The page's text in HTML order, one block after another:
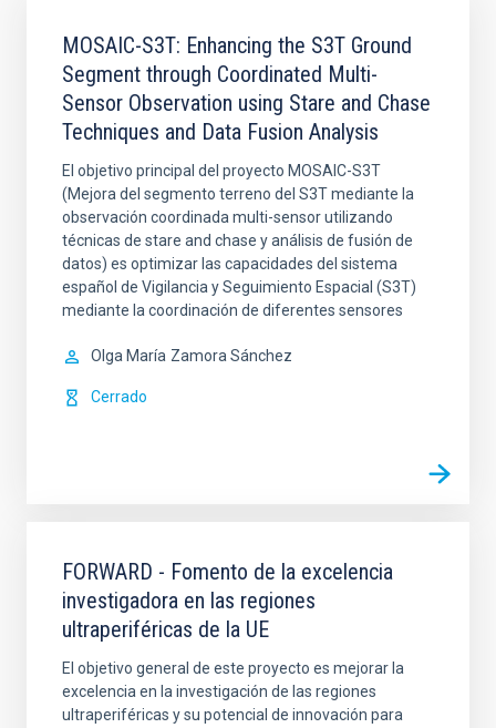
MOSAIC-S3T: Enhancing the S3T Ground
Segment through Coordinated Multi-
Sensor Observation using Stare and Chase
Techniques and Data Fusion Analysis
El objetivo principal del proyecto MOSAIC-S3T
(Mejora del segmento terreno del S3T mediante la
observación coordinada multi-sensor utilizando
técnicas de stare and chase y análisis de fusión de
datos) es optimizar las capacidades del sistema
español de Vigilancia y Seguimiento Espacial (S3T)
mediante la coordinación de diferentes sensores
Olga María Zamora Sánchez
Cerrado
FORWARD - Fomento de la excelencia
investigadora en las regiones
ultraperiféricas de la UE
El objetivo general de este proyecto es mejorar la
excelencia en la investigación de las regiones
ultraperiféricas y su potencial de innovación para